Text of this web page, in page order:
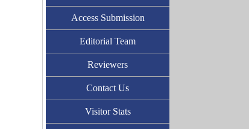
Access Submission
Editorial Team
Reviewers
Contact Us
Visitor Stats